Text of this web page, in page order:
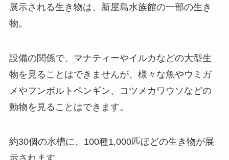
展示される生き物は、新屋島水族館の一部の生き
物。
設備の関係で、マナティーやイルカなどの大型生
物を見ることはできませんが、様々な魚やウミガ
メやフンボルトペンギン、コツメカワウソなどの
動物を見ることはできます。
約30個の水槽に、100種1,000匹ほどの生き物が展